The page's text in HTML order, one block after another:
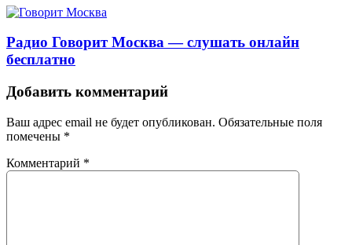
Радио Говорит Москва — слушать онлайн
бесплатно
Добавить комментарий
Ваш адрес email не будет опубликован. Обязательные поля
помечены *
Комментарий *